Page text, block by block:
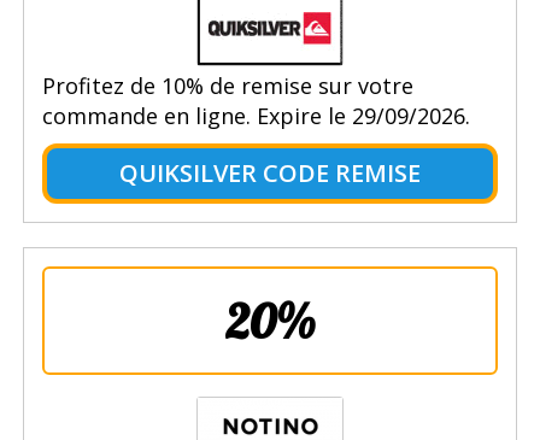
Profitez de 10% de remise sur votre
commande en ligne. Expire le 29/09/2026.
QUIKSILVER CODE REMISE
20%